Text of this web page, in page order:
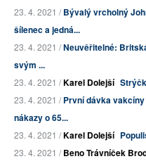
23. 4. 2021 /Bývalý vrcholný
šílenec a jedná...
23. 4. 2021 /Neuvěřitelné:
svým ...
23. 4. 2021 /Karel Dolejší
23. 4. 2021 /První dávka
nákazy o 65...
23. 4. 2021 /Karel Dolejší
23. 4. 2021 /Beno Trávníček